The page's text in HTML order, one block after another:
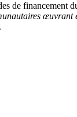
de financement
œuvrant